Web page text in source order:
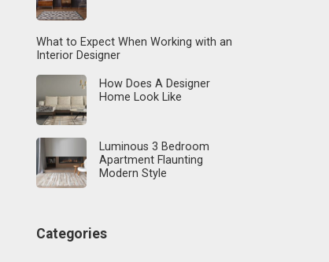
What to Expect When Working with an
Interior Designer
How Does A Designer
Home Look Like
Luminous 3 Bedroom
Apartment Flaunting
Modern Style
Categories